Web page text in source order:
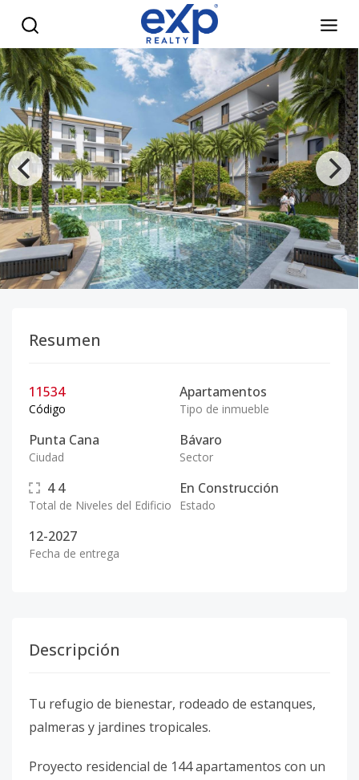
Resumen
11534
Código
Apartamentos
Tipo de inmueble
Punta Cana
Ciudad
Bávaro
Sector
4 4
Total de Niveles del Edificio
En Construcción
Estado
12-2027
Fecha de entrega
Descripción
Tu refugio de bienestar, rodeado de estanques,
palmeras y jardines tropicales.
Proyecto residencial de 144 apartamentos con un
Venta de Apartamentos de 2 habitaciones en Punta Cana -